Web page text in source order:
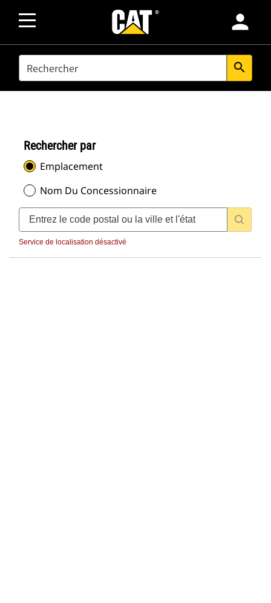
person
SEARCH search
Rechercher par
Emplacement
Nom Du Concessionnaire
Service de localisation désactivé